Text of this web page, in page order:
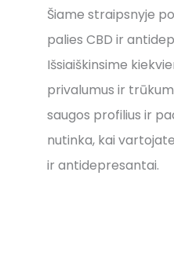
Šiame straipsnyje
palies CBD ir
Išsiaiškinsime
privalumus ir
saugos profilius ir
nutinka, kai
ir antidepresantai.